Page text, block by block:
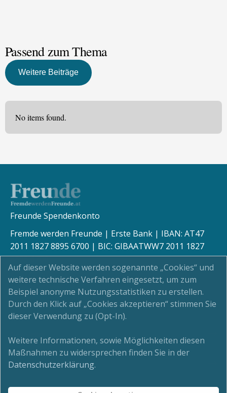
Passend zum Thema
Weitere Beiträge
No items found.
Freunde Spendenkonto
Fremde werden Freunde | Erste Bank | IBAN: AT47
2011 1827 8895 6700 | BIC: GIBAATWW7 2011 1827
8895 6700
Kinderschutz
Impressum
Auf dieser Website werden sogenannte „Cookies“ und
weitere technische Verfahren eingesetzt, um zum
Beispiel anonyme Nutzungsstatistiken zu erstellen.
Durch den Klick auf „Cookies akzeptieren“ stimmen Sie
dieser Verwendung zu (Opt-In).
Weitere Informationen, sowie Möglichkeiten diesen
Maßnahmen zu widersprechen finden Sie in der
Datenschutzerklärung.